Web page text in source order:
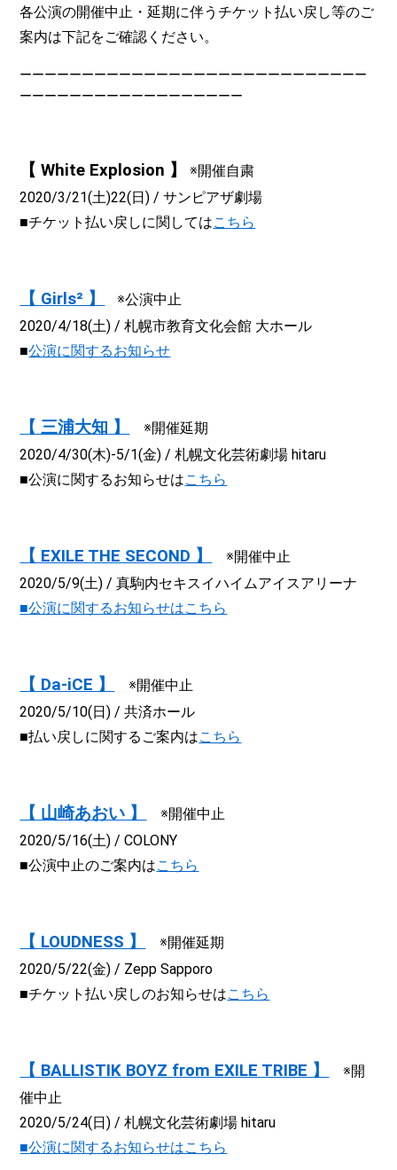
各公演の開催中止・延期に伴うチケット払い戻し等のご
案内は下記をご確認ください。
ーーーーーーーーーーーーーーーーーーーーーーーーーーーー
ーーーーーーーーーーーーーーーーーー
【 White Explosion 】
※開催自粛
2020/3/21(土)22(日) / サンピアザ劇場
■チケット払い戻しに関してはこちら
【 Girls² 】
※公演中止
2020/4/18(土) / 札幌市教育文化会館 大ホール
■公演に関するお知らせ
【 三浦大知 】
※開催延期
2020/4/30(木)-5/1(金) / 札幌文化芸術劇場 hitaru
■公演に関するお知らせはこちら
【 EXILE THE SECOND 】
※開催中止
2020/5/9(土) / 真駒内セキスイハイムアイスアリーナ
■公演に関するお知らせはこちら
【 Da-iCE 】
※開催中止
2020/5/10(日) / 共済ホール
■払い戻しに関するご案内はこちら
【 山崎あおい 】
※開催中止
2020/5/16(土) / COLONY
■公演中止のご案内はこちら
【 LOUDNESS 】
※開催延期
2020/5/22(金) / Zepp Sapporo
■チケット払い戻しのお知らせはこちら
【 BALLISTIK BOYZ from EXILE TRIBE 】
※開
催中止
2020/5/24(日) / 札幌文化芸術劇場 hitaru
■公演に関するお知らせはこちら